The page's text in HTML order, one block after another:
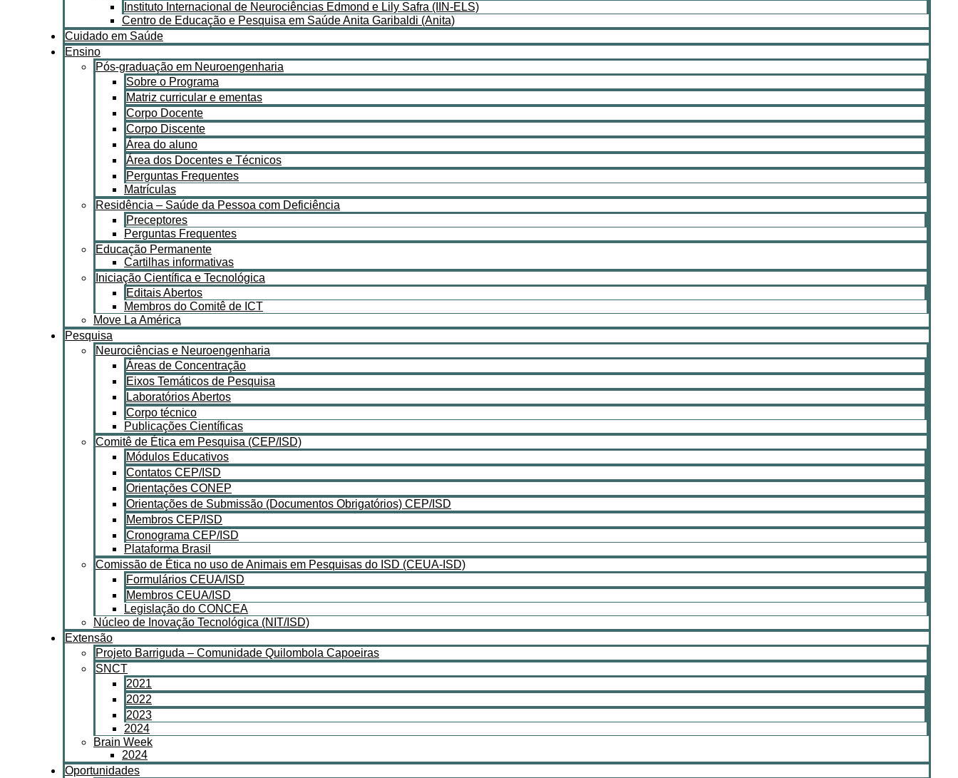
Instituto Internacional de Neurociências Edmond e Lily Safra (IIN-ELS)
Centro de Educação e Pesquisa em Saúde Anita Garibaldi (Anita)
Cuidado em Saúde
Ensino
Pós-graduação em Neuroengenharia
Sobre o Programa
Matriz curricular e ementas
Corpo Docente
Corpo Discente
Área do aluno
Área dos Docentes e Técnicos
Perguntas Frequentes
Matrículas
Residência – Saúde da Pessoa com Deficiência
Preceptores
Perguntas Frequentes
Educação Permanente
Cartilhas informativas
Iniciação Científica e Tecnológica
Editais Abertos
Membros do Comitê de ICT
Move La América
Pesquisa
Neurociências e Neuroengenharia
Áreas de Concentração
Eixos Temáticos de Pesquisa
Laboratórios Abertos
Corpo técnico
Publicações Científicas
Comitê de Ética em Pesquisa (CEP/ISD)
Módulos Educativos
Contatos CEP/ISD
Orientações CONEP
Orientações de Submissão (Documentos Obrigatórios) CEP/ISD
Membros CEP/ISD
Cronograma CEP/ISD
Plataforma Brasil
Comissão de Ética no uso de Animais em Pesquisas do ISD (CEUA-ISD)
Formulários CEUA/ISD
Membros CEUA/ISD
Legislação do CONCEA
Núcleo de Inovação Tecnológica (NIT/ISD)
Extensão
Projeto Barriguda – Comunidade Quilombola Capoeiras
SNCT
2021
2022
2023
2024
Brain Week
2024
Oportunidades